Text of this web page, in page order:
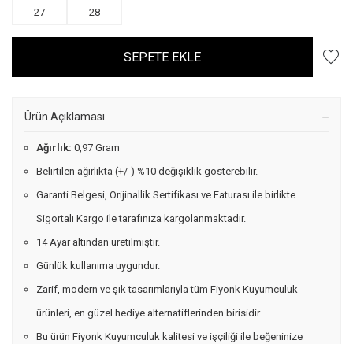
27 28
SEPETE EKLE
Ürün Açıklaması
Ağırlık: 0,97 Gram
Belirtilen ağırlıkta (+/-) %10 değişiklik gösterebilir.
Garanti Belgesi, Orijinallik Sertifikası ve Faturası ile birlikte
Sigortalı Kargo ile tarafınıza kargolanmaktadır.
14 Ayar altından üretilmiştir.
Günlük kullanıma uygundur.
Zarif, modern ve şık tasarımlarıyla tüm Fiyonk Kuyumculuk
ürünleri, en güzel hediye alternatiflerinden birisidir.
Bu ürün Fiyonk Kuyumculuk kalitesi ve işçiliği ile beğeninize